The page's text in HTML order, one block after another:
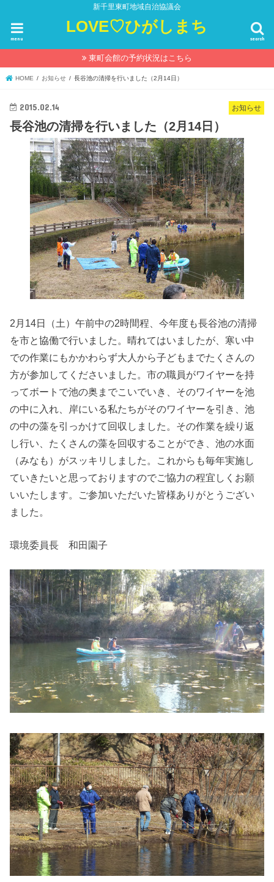
新千里東町地域自治協議会
LOVE♡ひがしまち
search
menu
東町会館の予約状況はこちら
HOME お知らせ 長谷池の清掃を行いました（2月14日）
お知らせ
2015.02.14
長谷池の清掃を行いました（2月14日）
2月14日（土）午前中の2時間程、今年度も長谷池の清掃
を市と協働で行いました。晴れてはいましたが、寒い中
での作業にもかかわらず大人から子どもまでたくさんの
方が参加してくださいました。市の職員がワイヤーを持
ってボートで池の奥までこいでいき、そのワイヤーを池
の中に入れ、岸にいる私たちがそのワイヤーを引き、池
の中の藻を引っかけて回収しました。その作業を繰り返
し行い、たくさんの藻を回収することができ、池の水面
（みなも）がスッキリしました。これからも毎年実施し
ていきたいと思っておりますのでご協力の程宜しくお願
いいたします。ご参加いただいた皆様ありがとうござい
ました。
環境委員長 和田園子